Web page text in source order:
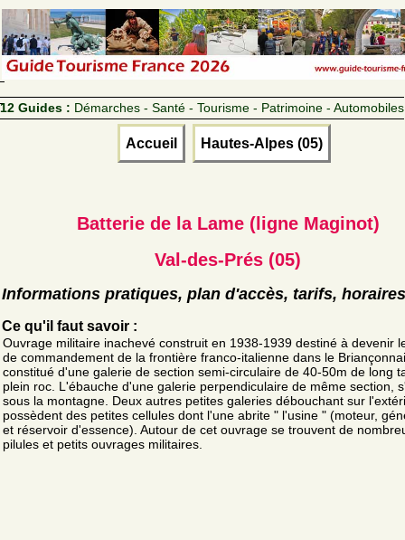
12 Guides : Démarches - Santé - Tourisme - Patrimoine - Automobiles
Accueil Hautes-Alpes (05)
Batterie de la Lame (ligne Maginot)
Val-des-Prés (05)
Informations pratiques, plan d'accès, tarifs, horaires
Ce qu'il faut savoir :
Ouvrage militaire inachevé construit en 1938-1939 destiné à devenir
de commandement de la frontière franco-italienne dans le
constitué d'une galerie de section semi-circulaire de 40-50m de long
plein roc. L'ébauche d'une galerie perpendiculaire de même section,
sous la montagne. Deux autres petites galeries débouchant sur
possèdent des petites cellules dont l'une abrite " l'usine " (moteur,
et réservoir d'essence). Autour de cet ouvrage se trouvent de
pilules et petits ouvrages militaires.